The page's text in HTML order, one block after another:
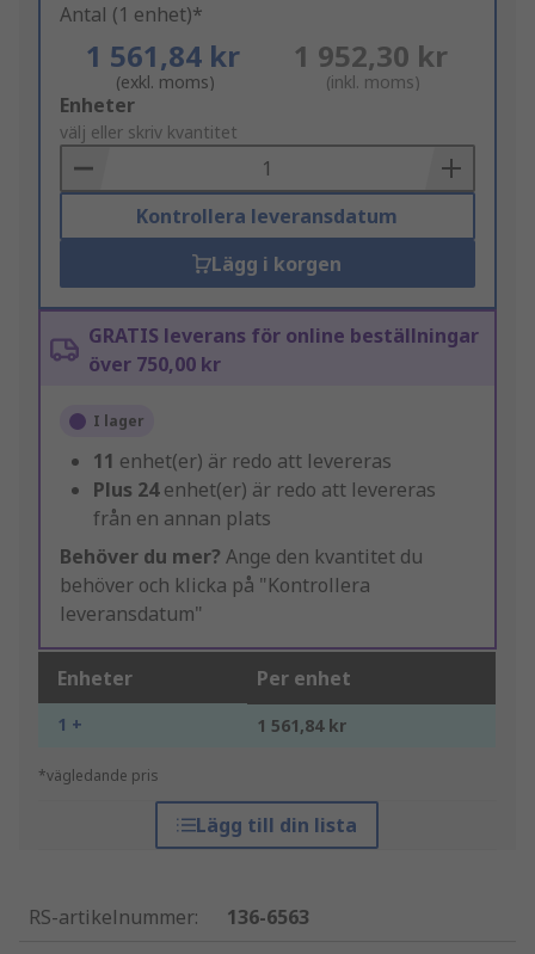
Antal (1 enhet)*
1 561,84 kr
(exkl. moms)
1 952,30 kr
(inkl. moms)
Add
to
Basket
Enheter
välj eller skriv kvantitet
Kontrollera leveransdatum
Lägg i korgen
GRATIS leverans för online beställningar
över 750,00 kr
I lager
11 enhet(er) är redo att levereras
Plus 24enhet(er) är redo att levereras
från en annan plats
Behöver du mer? Ange den kvantitet du
behöver och klicka på "Kontrollera
leveransdatum"
Enheter Per enhet
1 + 1 561,84 kr
*vägledande pris
Lägg till din lista
RS-artikelnummer:
136-6563